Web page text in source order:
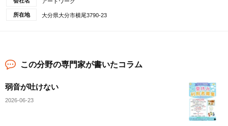
所在地 大分県大分市横尾3790-23
この分野の専門家が書いたコラム
弱音が吐けない
2026-06-23